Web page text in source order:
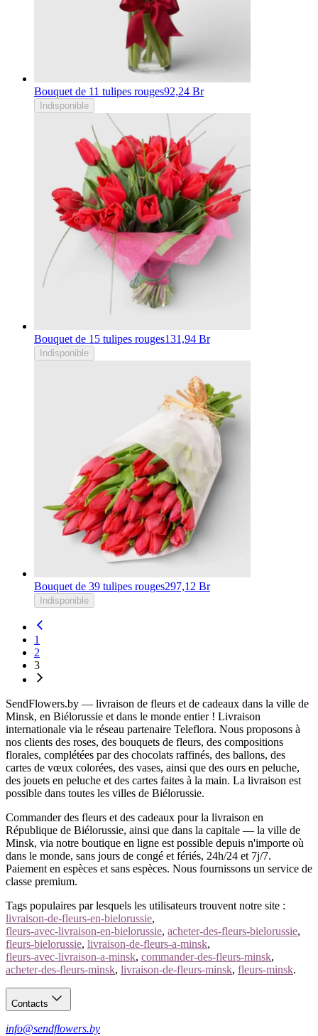
Bouquet de 11 tulipes rouges92,24 Br
Indisponible
Bouquet de 15 tulipes rouges131,94 Br
Indisponible
Bouquet de 39 tulipes rouges297,12 Br
Indisponible
1
2
3
SendFlowers.by — livraison de fleurs et de cadeaux dans la ville de
Minsk, en Biélorussie et dans le monde entier ! Livraison
internationale via le réseau partenaire Teleflora. Nous proposons à
nos clients des roses, des bouquets de fleurs, des compositions
florales, complétées par des chocolats raffinés, des ballons, des
cartes de vœux colorées, des vases, ainsi que des ours en peluche,
des jouets en peluche et des cartes faites à la main. La livraison est
possible dans toutes les villes de Biélorussie.
Commander des fleurs et des cadeaux pour la livraison en
République de Biélorussie, ainsi que dans la capitale — la ville de
Minsk, via notre boutique en ligne est possible depuis n'importe où
dans le monde, sans jours de congé et fériés, 24h/24 et 7j/7.
Paiement en espèces et sans espèces. Nous fournissons un service de
classe premium.
Tags populaires par lesquels les utilisateurs trouvent notre site :
livraison-de-fleurs-en-bielorussie,
fleurs-avec-livraison-en-bielorussie, acheter-des-fleurs-bielorussie,
fleurs-bielorussie, livraison-de-fleurs-a-minsk,
fleurs-avec-livraison-a-minsk, commander-des-fleurs-minsk,
acheter-des-fleurs-minsk, livraison-de-fleurs-minsk, fleurs-minsk.
Contacts
info@sendflowers.by